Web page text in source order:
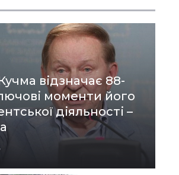
відзначає 88-
моменти його
діяльності –